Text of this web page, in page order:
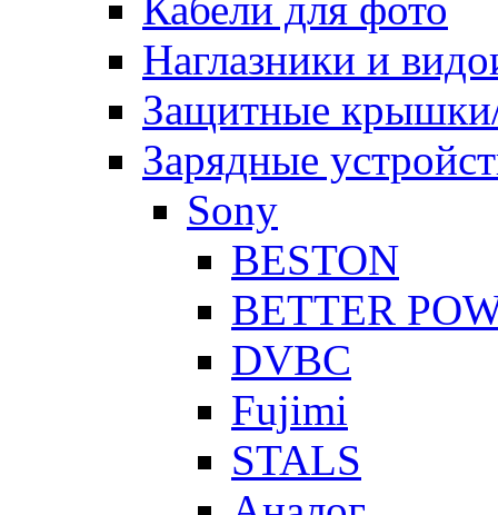
Кабели для фото
Наглазники и
Защитные
Зарядные
Sony
BESTON
BETTER
DVBC
Fujimi
STALS